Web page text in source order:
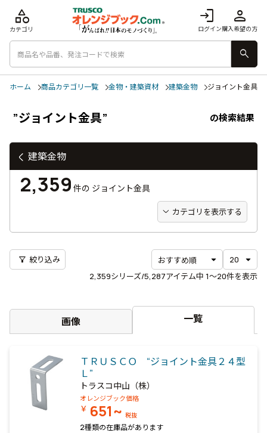
login
ログイン
person
購入希望の方
category
カテゴリ
search
ホーム 商品カテゴリ一覧 金物・建築資材 建築金物 ジョイント金具
”ジョイント金具” の検索結果
2,359シリーズ/5,287アイテム中 1〜20件を表示
filter_alt 絞り込み
画像 一覧
ＴＲＵＳＣＯ “ジョイント金具２４型
Ｌ”
トラスコ中山（株）
オレンジブック価格
￥ 651~ 税抜
2種類の在庫品があります
建築金物
2,359 件の ジョイント金具
カテゴリを表示する